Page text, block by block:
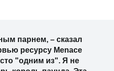
парнем, – сказал
ресурсу Menace
"одним из". Я не